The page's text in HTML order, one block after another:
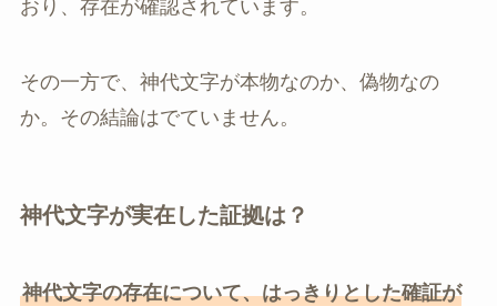
おり、存在が確認されています。
その一方で、神代文字が本物なのか、偽物なの
か。その結論はでていません。
神代文字が実在した証拠は？
神代文字の存在について、はっきりとした確証が